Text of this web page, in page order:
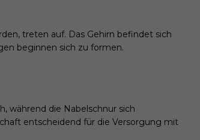
treten auf. Das Gehirn befindet sich
beginnen sich zu formen.
während die Nabelschnur sich
entscheidend für die Versorgung mit